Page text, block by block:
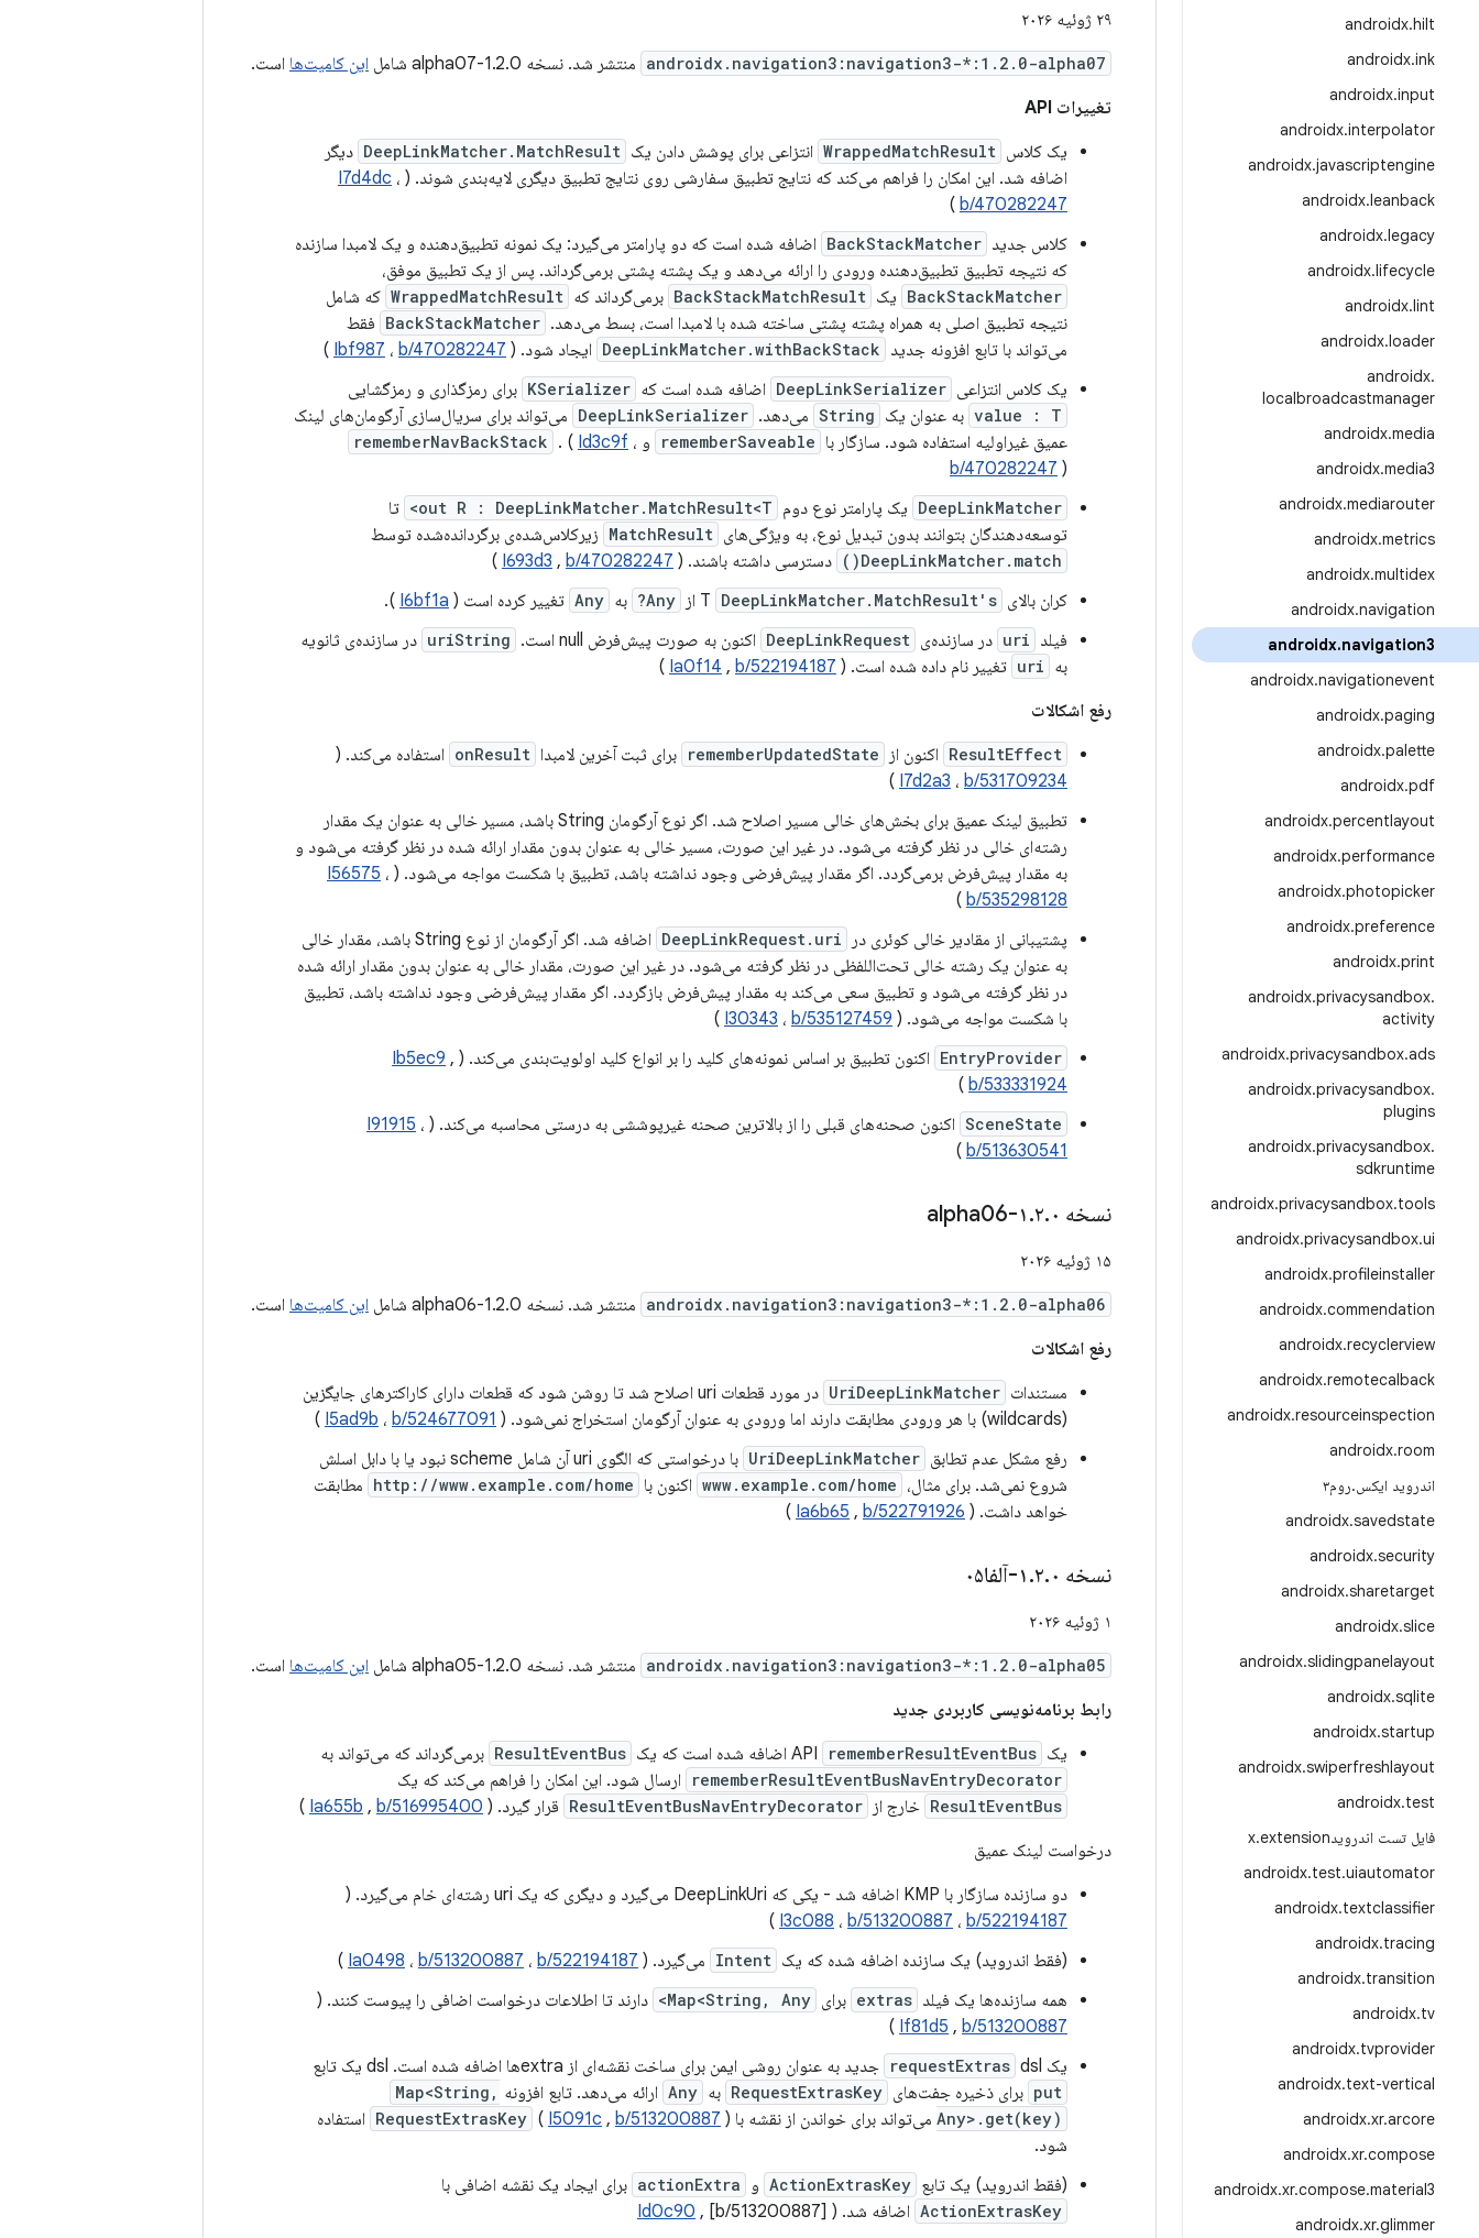
androidx.hilt
androidx.ink
androidx.input
androidx.interpolator
androidx.javascriptengine
androidx.leanback
androidx.legacy
androidx.lifecycle
androidx.lint
androidx.loader
androidx.
localbroadcastmanager
androidx.media
androidx.media3
androidx.mediarouter
androidx.metrics
androidx.multidex
androidx.navigation
androidx.navigation3
androidx.navigationevent
androidx.paging
androidx.palette
androidx.pdf
androidx.percentlayout
androidx.performance
androidx.photopicker
androidx.preference
androidx.print
androidx.privacysandbox.
activity
androidx.privacysandbox.ads
androidx.privacysandbox.
plugins
androidx.privacysandbox.
sdkruntime
androidx.privacysandbox.tools
androidx.privacysandbox.ui
androidx.profileinstaller
androidx.commendation
androidx.recyclerview
androidx.remotecalback
androidx.resourceinspection
androidx.room
اندروید ایکس.روم۳
androidx.savedstate
androidx.security
androidx.sharetarget
androidx.slice
androidx.slidingpanelayout
androidx.sqlite
androidx.startup
androidx.swiperfreshlayout
androidx.test
فایل تست اندرویدx
.extension
androidx.test.uiautomator
androidx.textclassifier
androidx.tracing
androidx.transition
androidx.tv
androidx.tvprovider
androidx.text-vertical
androidx.xr.arcore
androidx.xr.compose
androidx.xr.compose.material3
androidx.xr.glimmer
۲۹ ژوئیه ۲۰۲۶
androidx.navigation3:navigation3-*:1.2.0-alpha07 منتشر شد. نسخه 1.2.0-alpha07 شامل این کامیت‌ها است.
تغییرات API
یک کلاس WrappedMatchResult انتزاعی برای پوشش دادن یک DeepLinkMatcher.MatchResult دیگر
اضافه شد. این امکان را فراهم می‌کند که نتایج تطبیق سفارشی روی نتایج تطبیق دیگری لایه‌بندی شوند. (
I7d4dc ،
b/470282247
)
کلاس جدید BackStackMatcher اضافه شده است که دو پارامتر می‌گیرد: یک نمونه تطبیق‌دهنده و یک لامبدا سازنده
که نتیجه تطبیق تطبیق‌دهنده ورودی را ارائه می‌دهد و یک پشته پشتی برمی‌گرداند. پس از یک تطبیق موفق،
BackStackMatcher یک BackStackMatchResult برمی‌گرداند که WrappedMatchResult که شامل
نتیجه تطبیق اصلی به همراه پشته پشتی ساخته شده با لامبدا است، بسط می‌دهد. BackStackMatcher فقط
می‌تواند با تابع افزونه جدید DeepLinkMatcher.withBackStack ایجاد شود. ( Ibf987 ، b/470282247
)
یک کلاس انتزاعی DeepLinkSerializer اضافه شده است که KSerializer برای رمزگذاری و رمزگشایی
value : T به عنوان یک String می‌دهد. DeepLinkSerializer می‌تواند برای سریال‌سازی آرگومان‌های لینک
عمیق غیراولیه استفاده شود. سازگار با rememberSaveable و rememberNavBackStack . ( Id3c9f ،
b/470282247 )
DeepLinkMatcher یک پارامتر نوع دوم out R : DeepLinkMatcher.MatchResult<T>
تا
توسعه‌دهندگان بتوانند بدون تبدیل نوع، به ویژگی‌های MatchResult زیرکلاس‌شده‌ی برگردانده‌شده توسط
DeepLinkMatcher.match() دسترسی داشته باشند. ( I693d3 , b/470282247
)
کران بالای T DeepLinkMatcher.MatchResult's از Any? به Any تغییر کرده است ( I6bf1a
).
فیلد uri در سازنده‌ی DeepLinkRequest اکنون به صورت پیش‌فرض null است. uriString در سازنده‌ی ثانویه
به uri تغییر نام داده شده است. ( Ia0f14 , b/522194187
)
رفع اشکالات
ResultEffect اکنون از rememberUpdatedState برای ثبت آخرین لامبدا onResult استفاده می‌کند. (
I7d2a3 ، b/531709234
)
تطبیق لینک عمیق برای بخش‌های خالی مسیر اصلاح شد. اگر نوع آرگومان String باشد، مسیر خالی به عنوان یک مقدار
رشته‌ای خالی در نظر گرفته می‌شود. در غیر این صورت، مسیر خالی به عنوان بدون مقدار ارائه شده در نظر گرفته می‌شود و
به مقدار پیش‌فرض برمی‌گردد. اگر مقدار پیش‌فرضی وجود نداشته باشد، تطبیق با شکست مواجه می‌شود. (
I56575 ،
b/535298128
)
پشتیبانی از مقادیر خالی کوئری در
DeepLinkRequest.uri
اضافه شد. اگر آرگومان از نوع String باشد، مقدار خالی
به عنوان یک رشته خالی تحت‌اللفظی در نظر گرفته می‌شود. در غیر این صورت، مقدار خالی به عنوان بدون مقدار ارائه شده
در نظر گرفته می‌شود و تطبیق سعی می‌کند به مقدار پیش‌فرض بازگردد. اگر مقدار پیش‌فرضی وجود نداشته باشد، تطبیق
با شکست مواجه می‌شود. (
I30343 ، b/535127459
)
EntryProvider اکنون تطبیق بر اساس نمونه‌های کلید را بر انواع کلید اولویت‌بندی می‌کند. ( Ib5ec9 ,
b/533331924
)
SceneState اکنون صحنه‌های قبلی را از بالاترین صحنه غیرپوششی به درستی محاسبه می‌کند. ( I91915 ،
b/513630541
)
نسخه ۱ .۲.۰-alpha06
۱۵ ژوئیه ۲۰۲۶
androidx.navigation3:navigation3-*:1.2.0-alpha06 منتشر شد. نسخه 1.2.0-alpha06 شامل این کامیت‌ها است.
رفع اشکالات
مستندات UriDeepLinkMatcher
در مورد قطعات uri اصلاح شد تا روشن شود که قطعات دارای کاراکترهای جایگزین
(wildcards) با هر ورودی مطابقت دارند اما ورودی به عنوان آرگومان استخراج نمی‌شود. (
I5ad9b ، b/524677091
)
رفع مشکل عدم تطابق UriDeepLinkMatcher
با درخواستی که الگوی uri آن شامل scheme نبود یا با دابل اسلش
شروع نمی‌شد. برای مثال، www.example.com/home اکنون با http://www.example.com/home مطابقت
خواهد داشت. (
Ia6b65 , b/522791926
)
نسخه ۱ .۲.۰-آلفا۰۵
۱ ژوئیه ۲۰۲۶
androidx.navigation3:navigation3-*:1.2.0-alpha05 منتشر شد. نسخه 1.2.0-alpha05 شامل این کامیت‌ها است.
رابط برنامه‌نویسی کاربردی جدید
یک API rememberResultEventBus اضافه شده است که یک ResultEventBus برمی‌گرداند که می‌تواند به
rememberResultEventBusNavEntryDecorator ارسال شود. این امکان را فراهم می‌کند که یک
ResultEventBus خارج از ResultEventBusNavEntryDecorator قرار گیرد. ( Ia655b , b/516995400
)
درخواست لینک عمیق
دو سازنده سازگار با KMP اضافه شد - یکی که DeepLinkUri می‌گیرد و دیگری که یک uri رشته‌ای خام می‌گیرد. (
I3c088 ، b/513200887 ، b/522194187
)
(فقط اندروید) یک سازنده اضافه شده که یک Intent می‌گیرد. ( Ia0498 ، b/513200887 ، b/522194187
)
همه سازنده‌ها یک فیلد extras برای Map<String, Any>
دارند تا اطلاعات درخواست اضافی را پیوست کنند. (
If81d5 , b/513200887
)
یک
requestExtras dsl جدید به عنوان روشی ایمن برای ساخت نقشه‌ای از extraها اضافه شده است. dsl یک تابع
put برای ذخیره جفت‌های RequestExtrasKey به Any ارائه می‌دهد. تابع افزونه Map<String,
Any>.get(key) می‌تواند برای خواندن از نقشه با RequestExtrasKey ( I5091c , b/513200887
) استفاده
شود.
(فقط اندروید) یک تابع ActionExtrasKey و actionExtra برای ایجاد یک نقشه اضافی با
ActionExtrasKey اضافه شد. ( Id0c90 , [b/513200887]